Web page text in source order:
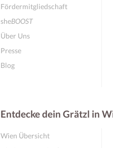
Fördermitgliedschaft
sheBOOST
Über Uns
Presse
Blog
Entdecke dein Grätzl in
Wien Übersicht